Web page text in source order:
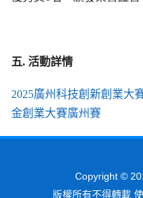
五. 活動詳情
2025廣州科技創新創業大
金創業大賽廣州賽
Copyright ©
版權所有不得轉載